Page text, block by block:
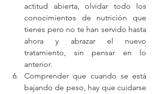
actitud abierta, olvidar todo los
conocimientos de nutrición que
tienes pero no te han servido hasta
ahora y abrazar el nuevo
tratamiento, sin pensar en lo
anterior.
Comprender que cuando se está
bajando de peso, hay que cuidarse